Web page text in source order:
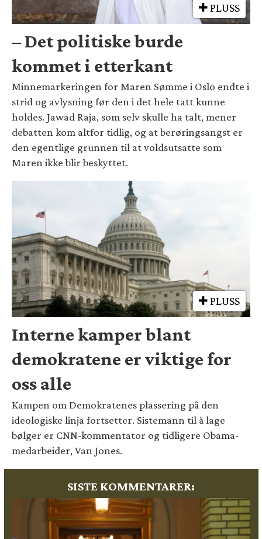
PLUSS
– Det politiske burde
kommet i etterkant
Minnemarkeringen for Maren Sømme i Oslo endte i
strid og avlysning før den i det hele tatt kunne
holdes. Jawad Raja, som selv skulle ha talt, mener
debatten kom altfor tidlig, og at berøringsangst er
den egentlige grunnen til at voldsutsatte som
Maren ikke blir beskyttet.
PLUSS
Interne kamper blant
demokratene er viktige for
oss alle
Kampen om Demokratenes plassering på den
ideologiske linja fortsetter. Sistemann til å lage
bølger er CNN-kommentator og tidligere Obama-
medarbeider, Van Jones.
SISTE KOMMENTARER: